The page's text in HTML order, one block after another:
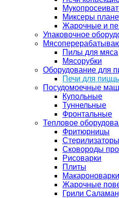
Миксеры
Жарочные и
Упаковочное
Пилы для мяса
Мясорубки
Оборудование для
Печи для
Посудомоечные
Купольные
Туннельные
Фронтальные
Тепловое
Фритюрницы
Стерилизаторы
Сковороды
Рисоварки
Плиты
Макароноварки
Жарочные
Грили